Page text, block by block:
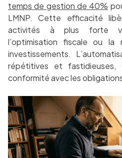
temps de gestion de 40%
LMNP. Cette efficacité
activités à plus forte
l’optimisation fiscale ou la
investissements.
répétitives et
conformité avec les